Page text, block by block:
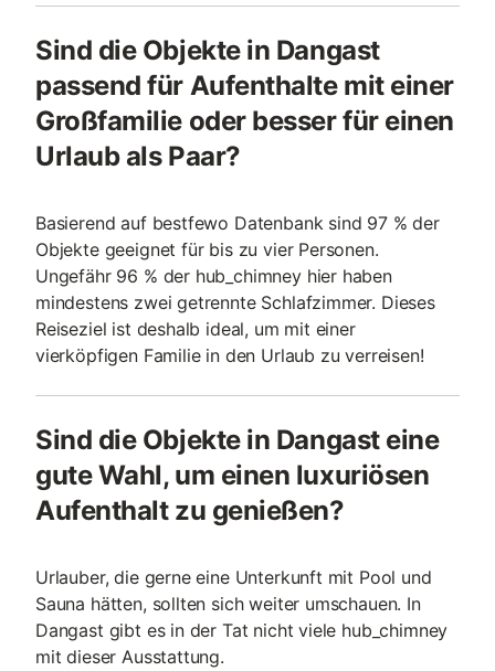
Sind die Objekte in Dangast
passend für Aufenthalte mit einer
Großfamilie oder besser für einen
Urlaub als Paar?
Basierend auf bestfewo Datenbank sind 97 % der
Objekte geeignet für bis zu vier Personen.
Ungefähr 96 % der hub_chimney hier haben
mindestens zwei getrennte Schlafzimmer. Dieses
Reiseziel ist deshalb ideal, um mit einer
vierköpfigen Familie in den Urlaub zu verreisen!
Sind die Objekte in Dangast eine
gute Wahl, um einen luxuriösen
Aufenthalt zu genießen?
Urlauber, die gerne eine Unterkunft mit Pool und
Sauna hätten, sollten sich weiter umschauen. In
Dangast gibt es in der Tat nicht viele hub_chimney
mit dieser Ausstattung.